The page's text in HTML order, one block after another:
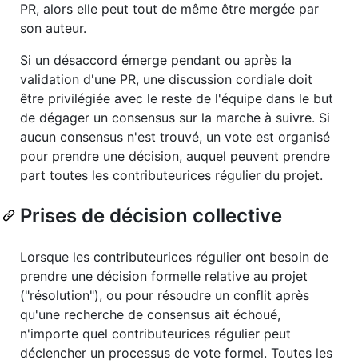
PR, alors elle peut tout de même être mergée par
son auteur.
Si un désaccord émerge pendant ou après la
validation d'une PR, une discussion cordiale doit
être privilégiée avec le reste de l'équipe dans le but
de dégager un consensus sur la marche à suivre. Si
aucun consensus n'est trouvé, un vote est organisé
pour prendre une décision, auquel peuvent prendre
part toutes les contributeurices régulier du projet.
Prises de décision collective
Lorsque les contributeurices régulier ont besoin de
prendre une décision formelle relative au projet
("résolution"), ou pour résoudre un conflit après
qu'une recherche de consensus ait échoué,
n'importe quel contributeurices régulier peut
déclencher un processus de vote formel. Toutes les